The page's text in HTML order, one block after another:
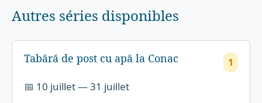
Autres séries disponibles
Tabără de post cu apă la Conac 1
📅 10 juillet—31 juillet